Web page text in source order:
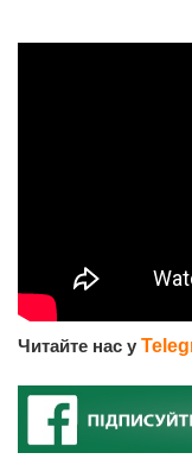
Читайте нас у